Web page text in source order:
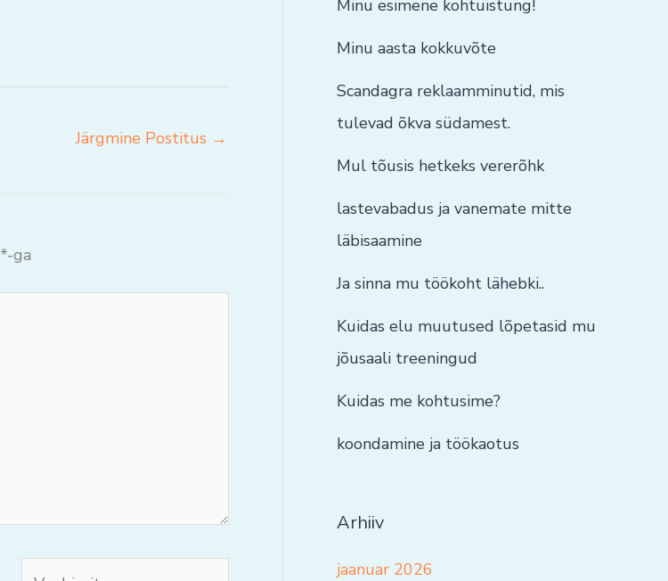
Järgmine Postitus →
*-ga
Minu esimene kohtuistung!
Minu aasta kokkuvõte
Scandagra reklaamminutid, mis
tulevad õkva südamest.
Mul tõusis hetkeks vererõhk
lastevabadus ja vanemate mitte
läbisaamine
Ja sinna mu töökoht lähebki..
Kuidas elu muutused lõpetasid mu
jõusaali treeningud
Kuidas me kohtusime?
koondamine ja töökaotus
Arhiiv
jaanuar 2026